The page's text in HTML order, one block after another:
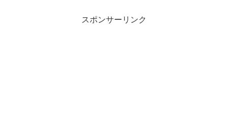
スポンサーリンク